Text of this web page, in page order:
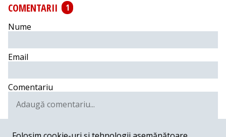
COMENTARII
1
Nume
Email
Comentariu